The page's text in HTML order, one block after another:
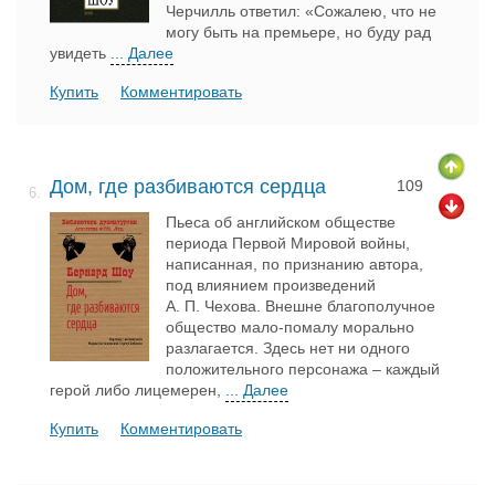
Черчилль ответил: «Сожалею, что не
могу быть на премьере, но буду рад
увидеть
... Далее
Купить Комментировать
6. Дом, где разбиваются сердца 109
Пьеса об английском обществе
периода Первой Мировой войны,
написанная, по признанию автора,
под влиянием произведений
А. П. Чехова. Внешне благополучное
общество мало-помалу морально
разлагается. Здесь нет ни одного
положительного персонажа – каждый
герой либо лицемерен,
... Далее
Купить Комментировать